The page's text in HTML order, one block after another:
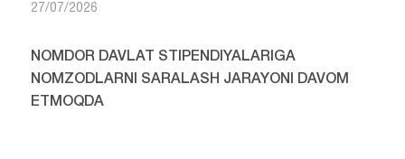
27/07/2026
NOMDOR DAVLAT STIPENDIYALARIGA
NOMZODLARNI SARALASH JARAYONI DAVOM
ETMOQDA